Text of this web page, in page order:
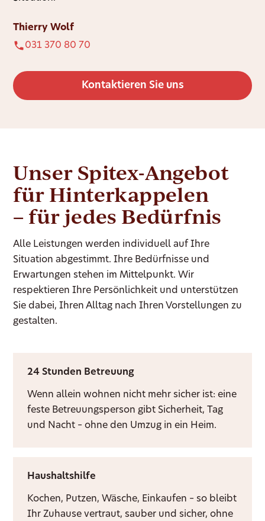
Thierry Wolf
031 370 80 70
Kontaktieren Sie uns
Unser Spitex-Angebot
für Hinterkappelen
– für jedes Bedürfnis
Alle Leistungen werden individuell auf Ihre
Situation abgestimmt. Ihre Bedürfnisse und
Erwartungen stehen im Mittelpunkt. Wir
respektieren Ihre Persönlichkeit und unterstützen
Sie dabei, Ihren Alltag nach Ihren Vorstellungen zu
gestalten.
24 Stunden Betreuung
Wenn allein wohnen nicht mehr sicher ist: eine
feste Betreuungsperson gibt Sicherheit, Tag
und Nacht – ohne den Umzug in ein Heim.
Haushaltshilfe
Kochen, Putzen, Wäsche, Einkaufen – so bleibt
Ihr Zuhause vertraut, sauber und sicher, ohne